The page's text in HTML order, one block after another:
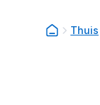
Thuis